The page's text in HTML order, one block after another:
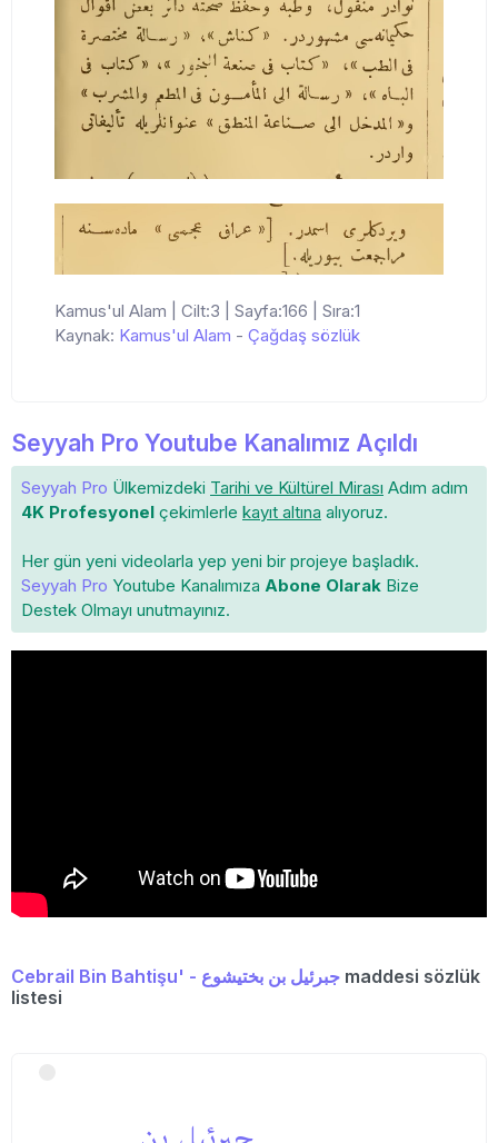
Kamus'ul Alam | Cilt:3 | Sayfa:166 | Sıra:1
Kaynak: Kamus'ul Alam - Çağdaş sözlük
Seyyah Pro Youtube Kanalımız Açıldı
Seyyah Pro Ülkemizdeki Tarihi ve Kültürel Mirası Adım adım
4K Profesyonel çekimlerle kayıt altına alıyoruz.
Her gün yeni videolarla yep yeni bir projeye başladık.
Seyyah Pro Youtube Kanalımıza Abone Olarak Bize
Destek Olmayı unutmayınız.
Cebrail Bin Bahtişu' - جبرئیل بن بختیشوع maddesi sözlük
listesi